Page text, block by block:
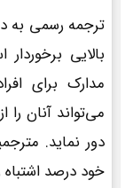
ترجمه رسمی
بالایی
مدارک برای
می‌تواند آنان را
دور نماید.
خود درصد